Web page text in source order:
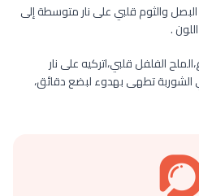
والثوم قلبي على نار متوسطة إلى
.
الفلفل قلبي،اتركيه على نار
الشوربة تطهى بهدوء لبضع دقائق،